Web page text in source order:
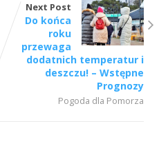
Next Post
Do końca
roku
przewaga
dodatnich temperatur i
deszczu! – Wstępne
Prognozy
Pogoda dla Pomorza